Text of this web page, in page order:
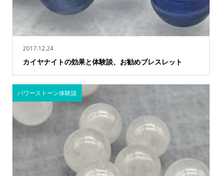
2017.12.24
カイヤナイトの効果と体験談、お勧めブレスレット
パワーストーン体験談